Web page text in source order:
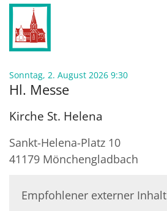
Zum Inhalt springen
Sonntag, 2. August 2026 9:30:
Hl. Messe
Kirche St. Helena
Sankt-Helena-Platz 10
41179 Mönchengladbach
Empfohlener externer Inhalt